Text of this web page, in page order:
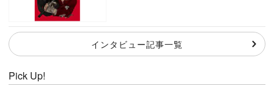
インタビュー記事一覧
Pick Up!